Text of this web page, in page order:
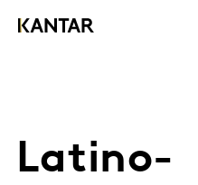
Latino-